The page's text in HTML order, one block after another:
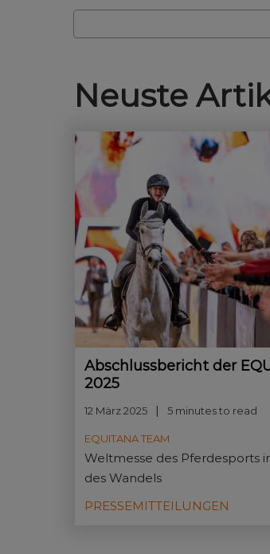
Neuste
Abschlussbericht der
2025
12 März 2025 5 minutes to read
EQUITANA TEAM
Weltmesse des Pferdesports
des Wandels
PRESSEMITTEILUNGEN